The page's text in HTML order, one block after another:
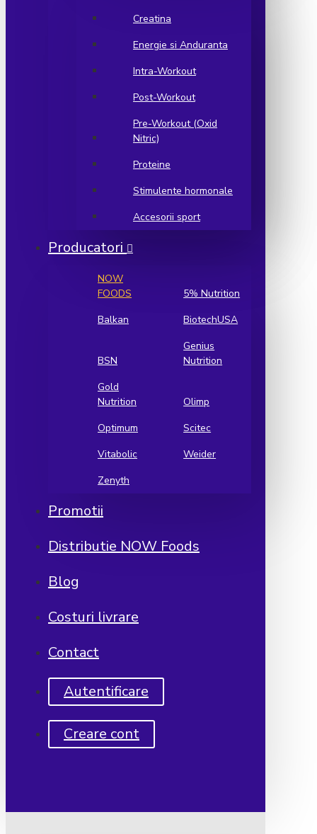
Creatina
Energie si Anduranta
Intra-Workout
Post-Workout
Pre-Workout (Oxid
Nitric)
Proteine
Stimulente hormonale
Accesorii sport
Producatori
NOW
FOODS
5% Nutrition
Balkan
BiotechUSA
BSN
Genius
Nutrition
Gold
Nutrition
Olimp
Optimum
Scitec
Vitabolic
Weider
Zenyth
Promotii
Distributie NOW Foods
Blog
Costuri livrare
Contact
Autentificare
Creare cont